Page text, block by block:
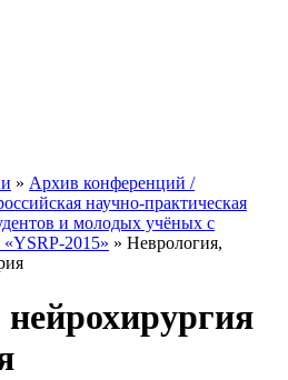
» Архив конференций /
научно-практическая
и молодых учёных с
2015» » Неврология,